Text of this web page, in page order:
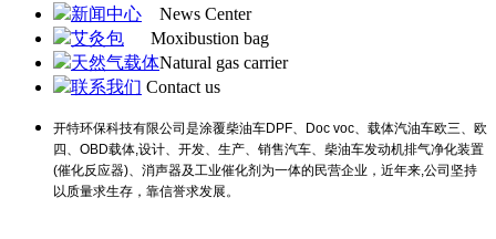
新闻中心 News Center
艾灸包 Moxibustion bag
天然气载体Natural gas carrier
联系我们 Contact us
开特环保科技有限公司是涂覆柴油车DPF、Doc voc、载体汽油车欧三、欧
四、OBD载体,设计、开发、生产、销售汽车、柴油车发动机排气净化装置
(催化反应器)、消声器及工业催化剂为一体的民营企业，近年来,公司坚持
以质量求生存，靠信誉求发展。